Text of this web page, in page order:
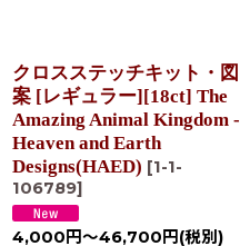
クロスステッチキット・図
案 [レギュラー][18ct] The
Amazing Animal Kingdom -
Heaven and Earth
Designs(HAED) [1-1-
106789]
4,000 円～46,700 円 (税別)